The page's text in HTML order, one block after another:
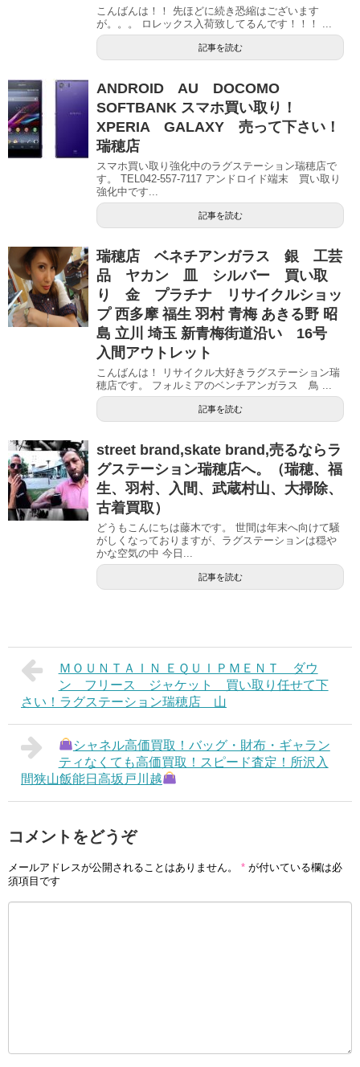
こんばんは！！ 先ほどに続き恐縮はございます
が。。。 ロレックス入荷致してるんです！！！ ...
記事を読む
ANDROID AU DOCOMO
SOFTBANK スマホ買い取り！
XPERIA GALAXY 売って下さい！
瑞穂店
スマホ買い取り強化中のラグステーション瑞穂店で
す。 TEL042-557-7117 アンドロイド端末 買い取り
強化中です...
記事を読む
瑞穂店 ベネチアンガラス 銀 工芸
品 ヤカン 皿 シルバー 買い取
り 金 プラチナ リサイクルショッ
プ 西多摩 福生 羽村 青梅 あきる野 昭
島 立川 埼玉 新青梅街道沿い 16号
入間アウトレット
こんばんは！ リサイクル大好きラグステーション瑞
穂店です。 フォルミアのベンチアンガラス 鳥 ...
記事を読む
street brand,skate brand,売るならラ
グステーション瑞穂店へ。（瑞穂、福
生、羽村、入間、武蔵村山、大掃除、
古着買取）
どうもこんにちは藤木です。 世間は年末へ向けて騒
がしくなっておりますが、ラグステーションは穏や
かな空気の中 今日...
記事を読む
ＭＯＵＮＴＡＩＮ ＥＱＵＩＰＭＥＮＴ ダウ
ン フリース ジャケット 買い取り任せて下
さい！ラグステーション瑞穂店 山
シャネル高価買取！バッグ・財布・ギャラン
ティなくても高価買取！スピード査定！所沢入
間狭山飯能日高坂戸川越
コメントをどうぞ
メールアドレスが公開されることはありません。 * が付いている欄は必
須項目です